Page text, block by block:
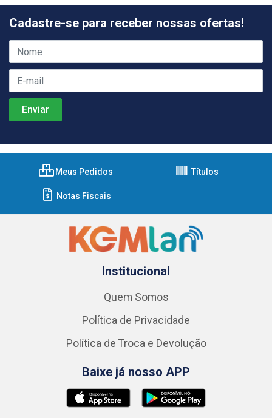
Cadastre-se para receber nossas ofertas!
Meus Pedidos Títulos
Notas Fiscais
Institucional
Quem Somos
Política de Privacidade
Política de Troca e Devolução
Baixe já nosso APP